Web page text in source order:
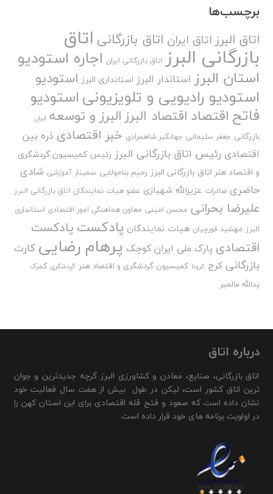
برچسب‌ها
اتاق البرزاتاق ایران اتاق بازرگانی اتاق
بازرگانی البرز اتاق بازرگانی ایران اجاره استودیو
استان البرز استاندار البرز استانداری البرز استودیو
استودیو رادیویی و تلویزیونیاستودیو
فاتح اقتصاد اقتصاد البرزالبرز و توسعه ایران
بازرگانی جعفر سلیمانی جهانگیر شاهمرادی خبر اقتصادی ذره بین
اقتصادی رئیس اتاق بازرگانی البرز رئیس کمیسیون گردشگری
و اقتصاد هنر اتاق بازرگانی البرز رحیم بنامولایی سمینار آموزشی شادی
حاضری صادرات عزیزالله شهبازی عضو هیات نمایندگان اتاق بازرگانی البرز
علیرضا بحرانی محسن امینی معاون هماهنگی امور اقتصادی استانداری
البرز مهشید قورچیان هیات نمایندگان پادکست پادکست
اقتصادی پارک ملی ایران کوچک پرهام رضایی کارت
بازرگانی کرج کرونا کمیسیون گردشگری و اقتصاد هنر گردشگری گمرک
یدالله مالمیر
درباره اتاق
اتاق بازرگانی، صنایع، معادن و کشاورزی البرز گرچه جدیدترین و جوان
ترین اتاق کشور است، لیکن در طول بیش از هفت سال فعالیت خود
نشان داده است که صعود و فتح قله اقتصادی برای این استان کهن را
در اولویت برنامه های خود قرار داده است.